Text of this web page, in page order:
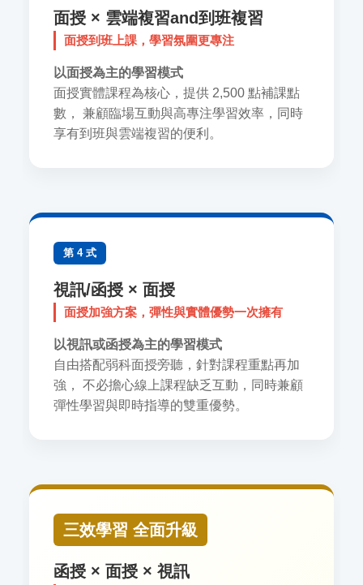
面授 × 雲端複習and到班複習
面授到班上課，學習氛圍更專注
以面授為主的學習模式
面授實體課程為核心，提供 2,500 點補課點
數， 兼顧臨場互動與高專注學習效率，同時
享有到班與雲端複習的便利。
第 4 式
視訊/函授 × 面授
面授加強方案，彈性與實體優勢一次擁有
以視訊或函授為主的學習模式
自由搭配弱科面授旁聽，針對課程重點再加
強， 不必擔心線上課程缺乏互動，同時兼顧
彈性學習與即時指導的雙重優勢。
三效學習 全面升級
函授 × 面授 × 視訊